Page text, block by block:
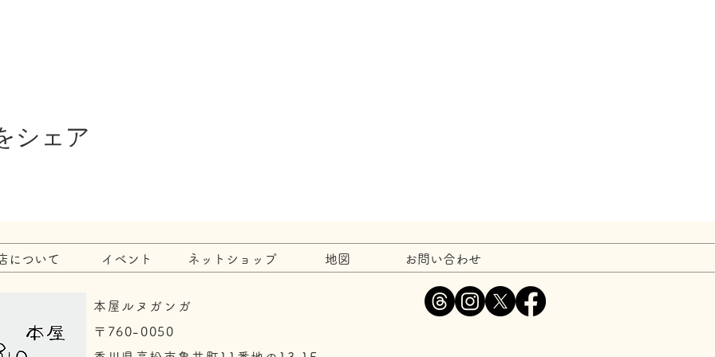
シェア
について イベント ネットショップ 地図 お問い合わせ
本屋ルヌガンガ
〒760-0050​